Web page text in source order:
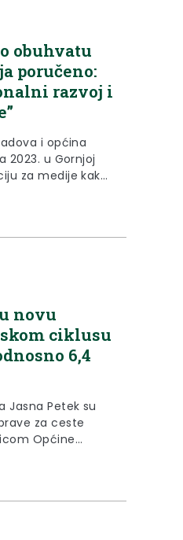
obuhvatu
poručeno:
razvoj i
i općina
2023. u Gornjoj
za medije kako
su
Jasenka
novu
ciklusu
6,4
Jasna Petek su
za ceste
Općine
Županijska
središte